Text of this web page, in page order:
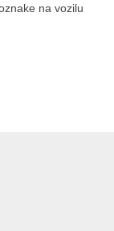
na vozilu